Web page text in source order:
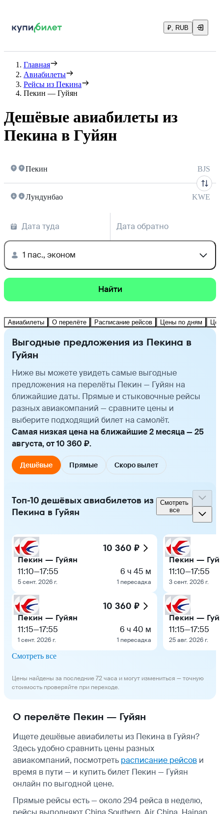
₽, RUB
Главная
Авиабилеты
Рейсы из Пекина
Пекин — Гуйян
Дешёвые авиабилеты из
Пекина в Гуйян
Пекин BJS
Лундунбао KWE
Дата туда Дата обратно
1 пас., эконом
Найти
Авиабилеты О перелёте Расписание рейсов Цены по дням
Выгодные предложения из Пекина в
Гуйян
Ниже вы можете увидеть самые выгодные
предложения на перелёты Пекин — Гуйян на
ближайшие даты. Прямые и стыковочные рейсы
разных авиакомпаний — сравните цены и
выберите подходящий билет на самолёт.
Самая низкая цена на ближайшие 2 месяца — 25
августа, от 10 360 ₽.
Дешёвые Прямые Скоро вылет
Топ-10 дешёвых авиабилетов из
Пекина в Гуйян
Смотреть
все
10 360 ₽
Пекин — Гуйян
11:10—17:55
5 сент. 2026 г.
6 ч 45 м
1 пересадка
10 360 ₽
Пекин — Гуйян
11:15—17:55
1 сент. 2026 г.
6 ч 40 м
1 пересадка
Пекин —
11:10—17:55
3 сент. 2026 г.
Пекин —
11:15—17:55
25 авг. 2026 г.
Смотреть все
Цены найдены за последние 72 часа и могут измениться — точную
стоимость проверяйте при переходе.
О перелёте Пекин — Гуйян
Ищете дешёвые авиабилеты из Пекина в Гуйян?
Здесь удобно сравнить цены разных
авиакомпаний, посмотреть расписание рейсов и
время в пути — и купить билет Пекин — Гуйян
онлайн по выгодной цене.
Прямые рейсы есть — около 294 рейса в неделю,